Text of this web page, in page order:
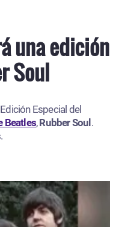
una edición
Soul
Especial del
Beatles,Rubber Soul .